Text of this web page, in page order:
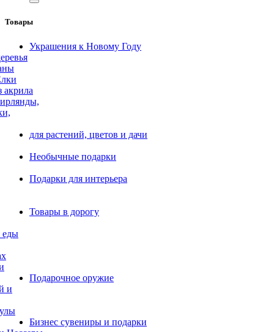
Товары
Украшения к Новому Году
акрила
для растений, цветов и дачи
Необычные подарки
Подарки для интерьера
Товары в дорогу
еды
Подарочное оружие
и
Бизнес сувениры и подарки